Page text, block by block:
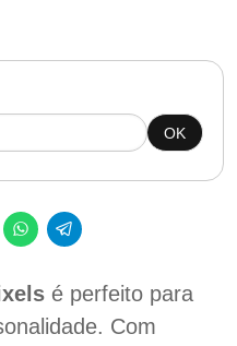
OK
é perfeito para
Com